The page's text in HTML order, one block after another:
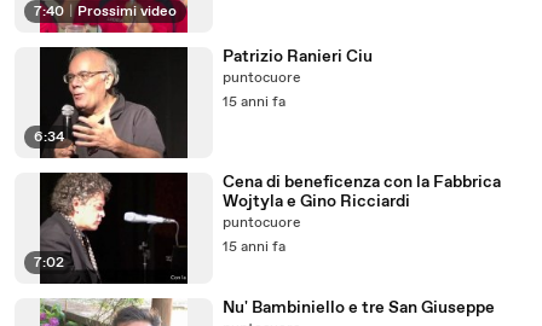
7:40 Prossimi video
6:34
Patrizio Ranieri Ciu
puntocuore
15 anni fa
7:02
Cena di beneficenza con la Fabbrica
Wojtyla e Gino Ricciardi
puntocuore
15 anni fa
Nu' Bambiniello e tre San Giuseppe